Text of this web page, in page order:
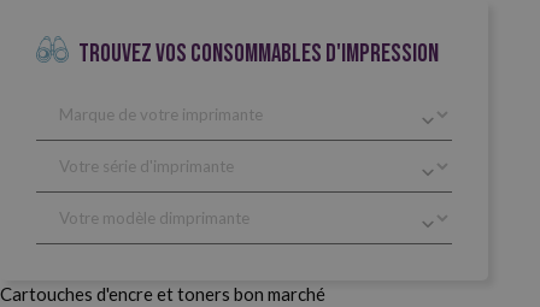
TROUVEZ VOS CONSOMMABLES D'IMPRESSION
Cartouches d'encre et toners bon marché